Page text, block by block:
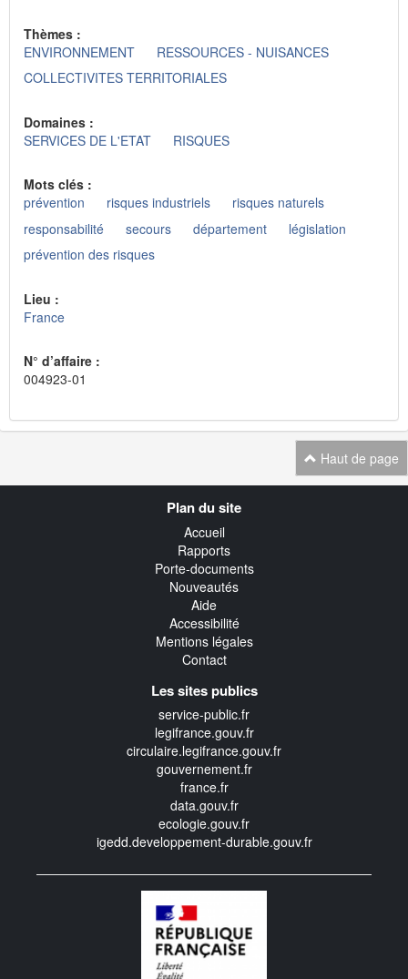
Thèmes :
ENVIRONNEMENT
RESSOURCES - NUISANCES
COLLECTIVITES TERRITORIALES
Domaines :
SERVICES DE L'ETAT
RISQUES
Mots clés :
prévention
risques industriels
risques naturels
responsabilité
secours département
législation
prévention des risques
Lieu :
France
N° d’affaire :
004923-01
Haut de page
Plan du site
Accueil
Rapports
Porte-documents
Nouveautés
Aide
Accessibilité
Mentions légales
Contact
Les sites publics
service-public.fr
legifrance.gouv.fr
circulaire.legifrance.gouv.fr
gouvernement.fr
france.fr
data.gouv.fr
ecologie.gouv.fr
igedd.developpement-durable.gouv.fr